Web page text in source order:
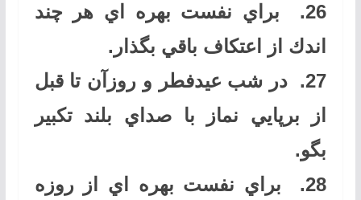
26.
براي نفست بهره اي هر چند
اندك از اعتكاف باقي بگذار .
27.
در شب عيدفطر و روزآن تا قبل
از برپايي نماز با صداي بلند تكبير
بگو.
28.
براي نفست بهره اي از روزه